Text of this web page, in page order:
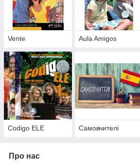
Vente Aula Amigos
Codigo ELE Самовчителі
Про нас